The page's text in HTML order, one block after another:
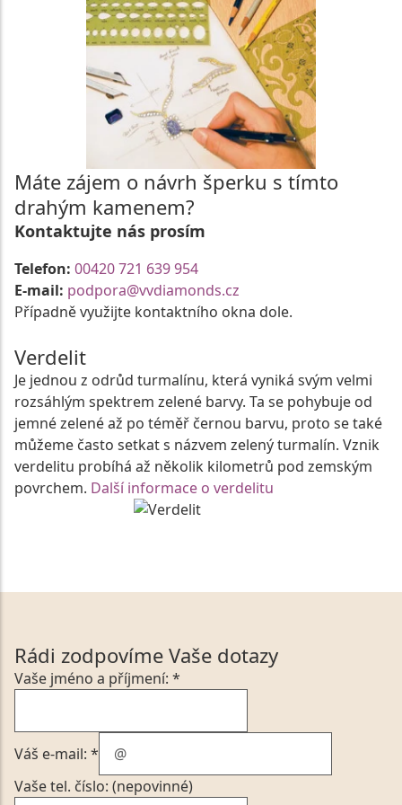
Máte zájem o návrh šperku s tímto
drahým kamenem?
Kontaktujte nás prosím
Telefon: 00420 721 639 954
E-mail: podpora@vvdiamonds.cz
Případně využijte kontaktního okna dole.
Verdelit
Je jednou z odrůd turmalínu, která vyniká svým velmi
rozsáhlým spektrem zelené barvy. Ta se pohybuje od
jemné zelené až po téměř černou barvu, proto se také
můžeme často setkat s názvem zelený turmalín. Vznik
verdelitu probíhá až několik kilometrů pod zemským
povrchem. Další informace o verdelitu
Rádi zodpovíme Vaše dotazy
Vaše jméno a příjmení: *
Váš e-mail: *
Vaše tel. číslo: (nepovinné)